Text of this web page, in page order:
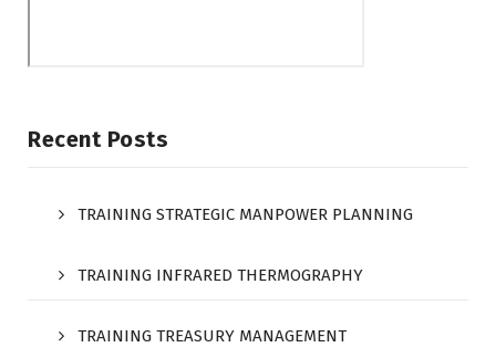
Recent Posts
TRAINING STRATEGIC MANPOWER PLANNING
TRAINING INFRARED THERMOGRAPHY
TRAINING TREASURY MANAGEMENT